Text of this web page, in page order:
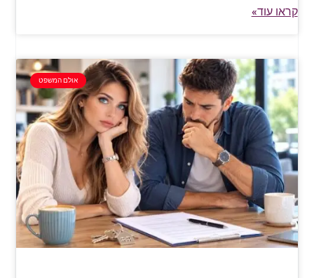
קראו עוד»
אולם המשפט